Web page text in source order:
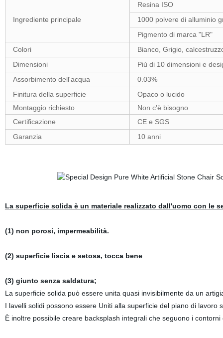
Ingrediente principale
Resina ISO
1000 polvere di alluminio
Pigmento di marca "LR"
Colori
Bianco, Grigio,
Dimensioni
Più di 10 dimensioni e
Assorbimento dell'acqua
0.03%
Finitura della superficie
Opaco o lucido
Montaggio richiesto
Non c'è bisogno
Certificazione
CE e SGS
Garanzia
10 anni
La superficie solida è un materiale realizzato dall'uomo con le
(1) non porosi, impermeabilità.
(2) superficie liscia e setosa, tocca bene
(3) giunto senza saldatura;
La superficie solida può essere unita quasi invisibilmente da un
I lavelli solidi possono essere Uniti alla superficie del piano di
È inoltre possibile creare backsplash integrali che seguono i